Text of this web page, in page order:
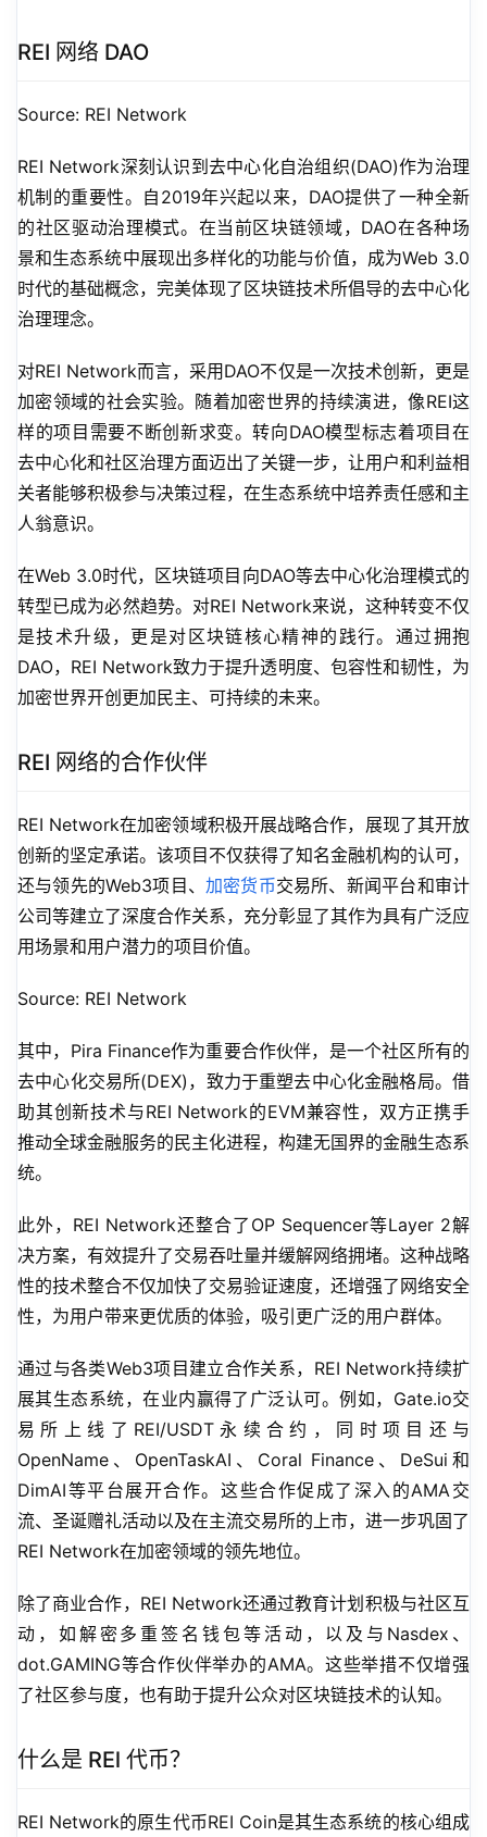
REI 网络 DAO
Source: REI Network
REI Network深刻认识到去中心化自治组织(DAO)作为治理
机制的重要性。自2019年兴起以来，DAO提供了一种全新
的社区驱动治理模式。在当前区块链领域，DAO在各种场
景和生态系统中展现出多样化的功能与价值，成为Web 3.0
时代的基础概念，完美体现了区块链技术所倡导的去中心化
治理理念。
对REI Network而言，采用DAO不仅是一次技术创新，更是
加密领域的社会实验。随着加密世界的持续演进，像REI这
样的项目需要不断创新求变。转向DAO模型标志着项目在
去中心化和社区治理方面迈出了关键一步，让用户和利益相
关者能够积极参与决策过程，在生态系统中培养责任感和主
人翁意识。
在Web 3.0时代，区块链项目向DAO等去中心化治理模式的
转型已成为必然趋势。对REI Network来说，这种转变不仅
是技术升级，更是对区块链核心精神的践行。通过拥抱
DAO，REI Network致力于提升透明度、包容性和韧性，为
加密世界开创更加民主、可持续的未来。
REI 网络的合作伙伴
REI Network在加密领域积极开展战略合作，展现了其开放
创新的坚定承诺。该项目不仅获得了知名金融机构的认可，
还与领先的Web3项目、 加密货币交易所、新闻平台和审计
公司等建立了深度合作关系，充分彰显了其作为具有广泛应
用场景和用户潜力的项目价值。
Source: REI Network
其中，Pira Finance作为重要合作伙伴，是一个社区所有的
去中心化交易所(DEX)，致力于重塑去中心化金融格局。借
助其创新技术与REI Network的EVM兼容性，双方正携手
推动全球金融服务的民主化进程，构建无国界的金融生态系
统。
此外，REI Network还整合了OP Sequencer等Layer 2解
决方案，有效提升了交易吞吐量并缓解网络拥堵。这种战略
性的技术整合不仅加快了交易验证速度，还增强了网络安全
性，为用户带来更优质的体验，吸引更广泛的用户群体。
通过与各类Web3项目建立合作关系，REI Network持续扩
展其生态系统，在业内赢得了广泛认可。例如，Gate.io交
易所上线了REI/USDT永续合约，同时项目还与
OpenName、OpenTaskAI、Coral Finance、DeSui和
DimAI等平台展开合作。这些合作促成了深入的AMA交
流、圣诞赠礼活动以及在主流交易所的上市，进一步巩固了
REI Network在加密领域的领先地位。
除了商业合作，REI Network还通过教育计划积极与社区互
动，如解密多重签名钱包等活动，以及与Nasdex、
dot.GAMING等合作伙伴举办的AMA。这些举措不仅增强
了社区参与度，也有助于提升公众对区块链技术的认知。
什么是 REl 代币？
REI Network的原生代币REI Coin是其生态系统的核心组成